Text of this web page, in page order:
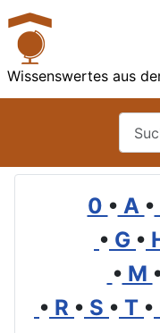
Wissenswertes aus
0 • A •
• G •
• M
• R • S • T •